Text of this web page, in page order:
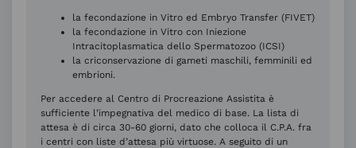
la fecondazione in Vitro ed Embryo Transfer (FIVET)
la fecondazione in Vitro con Iniezione
Intracitoplasmatica dello Spermatozoo (ICSI)
la criconservazione di gameti maschili, femminili ed
embrioni.
Per accedere al Centro di Procreazione Assistita è
sufficiente l’impegnativa del medico di base. La lista di
attesa è di circa 30-60 giorni, dato che colloca il C.P.A. fra
i centri con liste d’attesa più virtuose. A seguito di un